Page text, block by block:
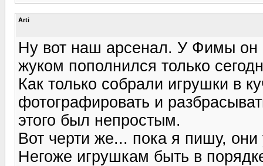
Arti
Ну вот наш арсенал. У Фимы
жуком пополнился только
Как только собрали игрушки в
фотографировать и
этого был непростым.
Вот черти же... пока я пишу,
Негоже игрушкам быть в